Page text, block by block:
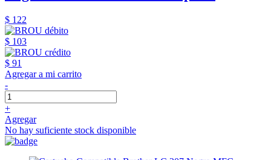
$ 122
$ 103
$ 91
Agregar a mi carrito
-
+
Agregar
No hay suficiente stock disponible